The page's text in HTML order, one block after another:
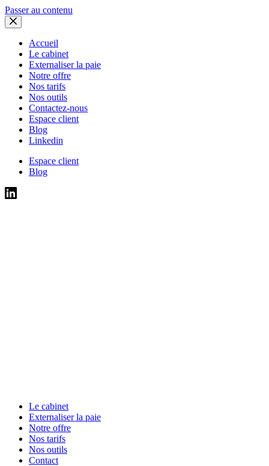
Passer au contenu
Accueil
Le cabinet
Externaliser la paie
Notre offre
Nos tarifs
Nos outils
Contactez-nous
Espace client
Blog
Linkedin
Espace client
Blog
Le cabinet
Externaliser la paie
Notre offre
Nos tarifs
Nos outils
Contact